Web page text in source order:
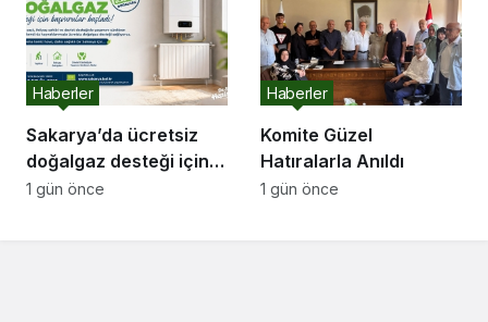
Edemez”
Sakarya’da ücretsiz
doğalgaz desteği için
başvurular başladı
Haberler
1 gün önce
Komite Güzel
Hatıralarla Anıldı
Haberler
1 gün önce